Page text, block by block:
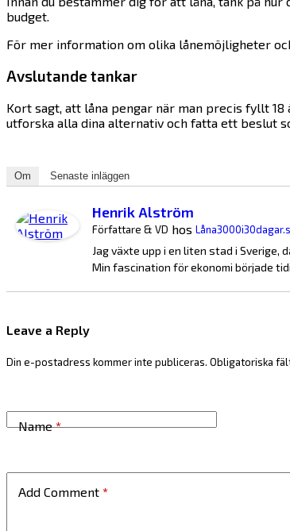
budget.
För mer information om olika lånemöjligheter
Avslutande tankar
Kort sagt, att låna pengar när man precis fyllt
utforska alla dina alternativ och fatta ett beslut
Om Senaste inläggen
Henrik Alström
Författare & VD hos
Jag växte upp i en liten stad i
Min fascination för ekonomi började
Leave a Reply
Din e-postadress kommer inte publiceras. Obligatoriska
Name*
Add Comment *